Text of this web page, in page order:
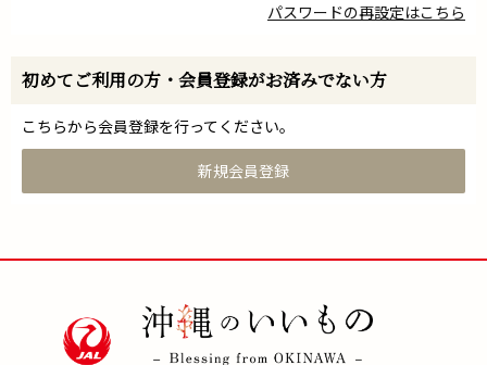
パスワードの再設定はこちら